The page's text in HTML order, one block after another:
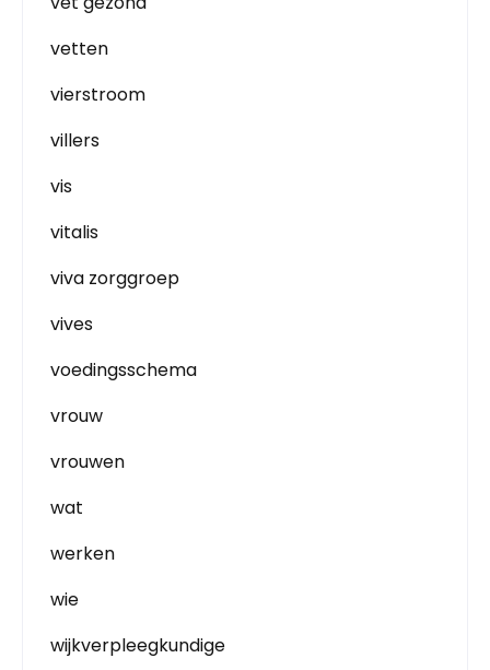
vetten
vierstroom
villers
vis
vitalis
viva zorggroep
vives
voedingsschema
vrouw
vrouwen
wat
werken
wie
wijkverpleegkundige